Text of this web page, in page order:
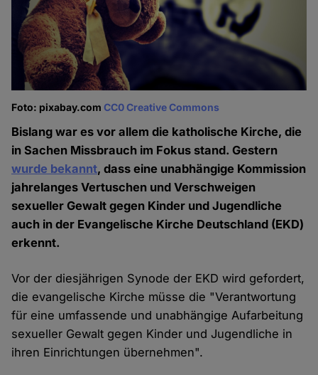
Foto: pixabay.comCC0 Creative Commons
Bislang war es vor allem die katholische Kirche, die
in Sachen Missbrauch im Fokus stand. Gestern
wurde bekannt, dass eine unabhängige Kommission
jahrelanges Vertuschen und Verschweigen
sexueller Gewalt gegen Kinder und Jugendliche
auch in der Evangelische Kirche Deutschland (EKD)
erkennt.
Vor der diesjährigen Synode der EKD wird gefordert,
die evangelische Kirche müsse die "Verantwortung
für eine umfassende und unabhängige Aufarbeitung
sexueller Gewalt gegen Kinder und Jugendliche in
ihren Einrichtungen übernehmen".